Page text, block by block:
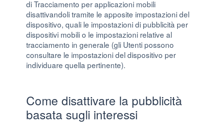
di Tracciamento per applicazioni mobili
disattivandoli tramite le apposite impostazioni del
dispositivo, quali le impostazioni di pubblicità per
dispositivi mobili o le impostazioni relative al
tracciamento in generale (gli Utenti possono
consultare le impostazioni del dispositivo per
individuare quella pertinente).
Come disattivare la pubblicità
basata sugli interessi